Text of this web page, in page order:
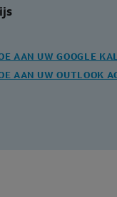
AAN UW GOOGLE
AAN UW OUTLOOK